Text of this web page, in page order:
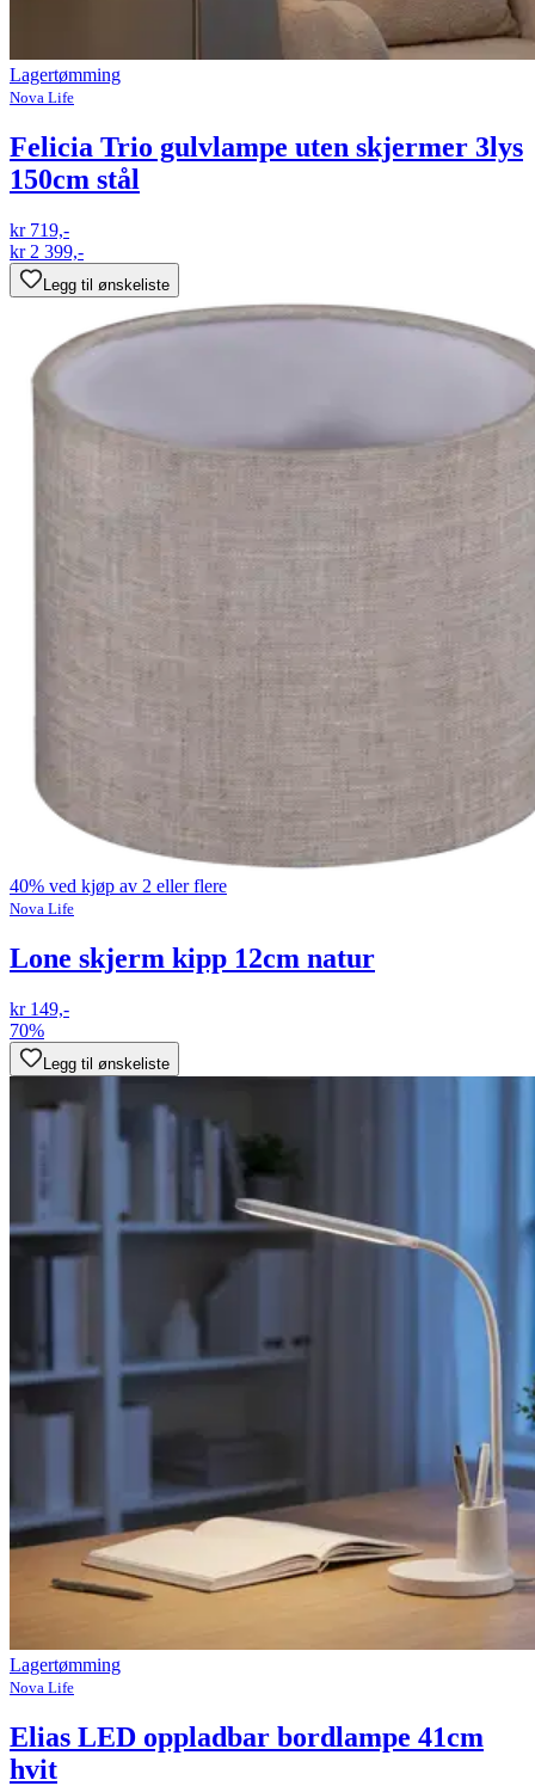
Lagertømming
Nova Life
Felicia Trio gulvlampe uten skjermer 3lys
150cm stål
kr 719,-
kr 2 399,-
Legg til ønskeliste
40% ved kjøp av 2 eller flere
Nova Life
Lone skjerm kipp 12cm natur
kr 149,-
70%
Legg til ønskeliste
Lagertømming
Nova Life
Elias LED oppladbar bordlampe 41cm
hvit